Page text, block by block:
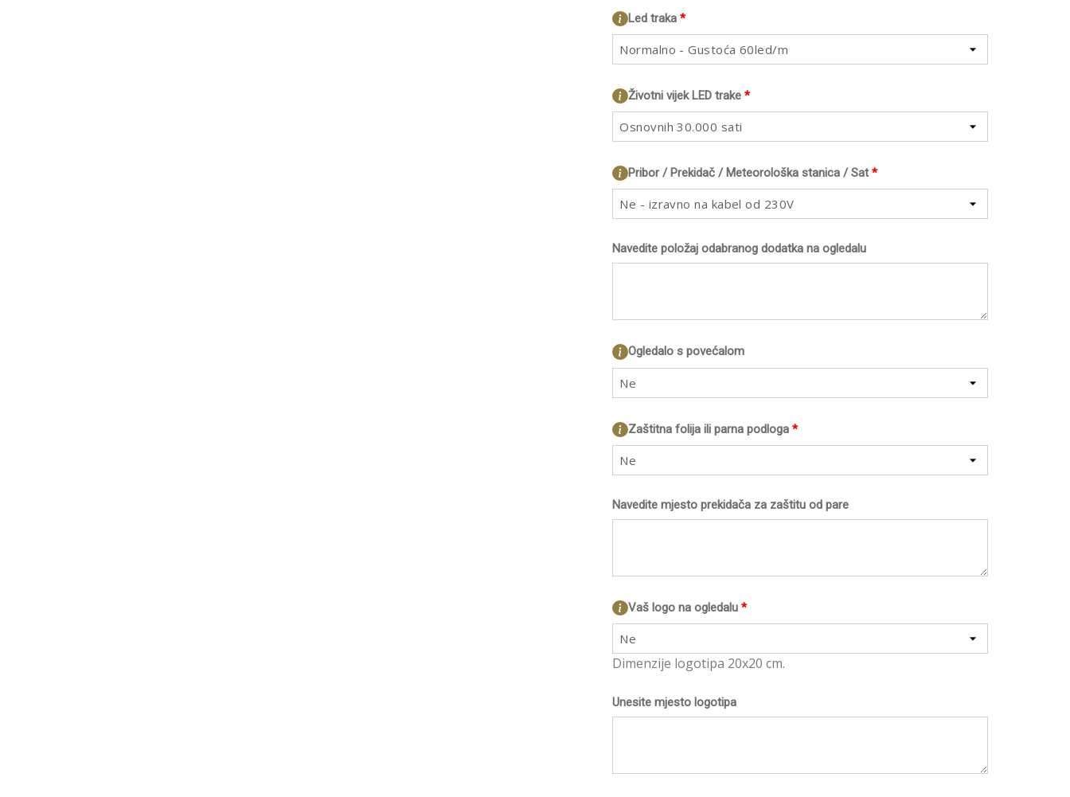
*
Led traka
Normalno - Gustoća 60led/m
*
Životni vijek LED trake
Osnovnih 30.000 sati
*
Pribor / Prekidač / Meteorološka stanica / Sat
Ne - izravno na kabel od 230V
Navedite položaj odabranog dodatka na ogledalu
Ogledalo s povećalom
Ne
*
Zaštitna folija ili parna podloga
Ne
Navedite mjesto prekidača za zaštitu od pare
*
Vaš logo na ogledalu
Ne
Dimenzije logotipa 20x20 cm.
Unesite mjesto logotipa